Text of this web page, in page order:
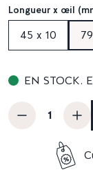
Longueur x œil
45 x 10
EN STOCK.